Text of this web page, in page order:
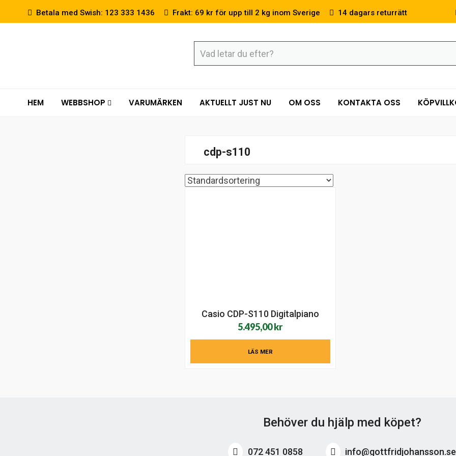
Betala med Swish: 123 333 1436 Frakt: 69 kr för upp till 2 kg inom Sverige 14 dagars returrätt
HEM WEBBSHOP VARUMÄRKEN AKTUELLT JUST NU OM OSS KONTAKTA OSS
cdp-s110
Casio CDP-S110 Digitalpiano
5.495,00kr
LÄS MER
Behöver du hjälp med köpet?
072 451 0858 info@gottfridjohansson.se